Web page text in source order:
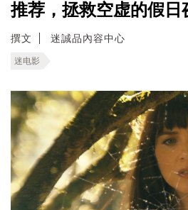
推荐，拯救空虚的假日
撰文 迷誠品內容中心
迷电影